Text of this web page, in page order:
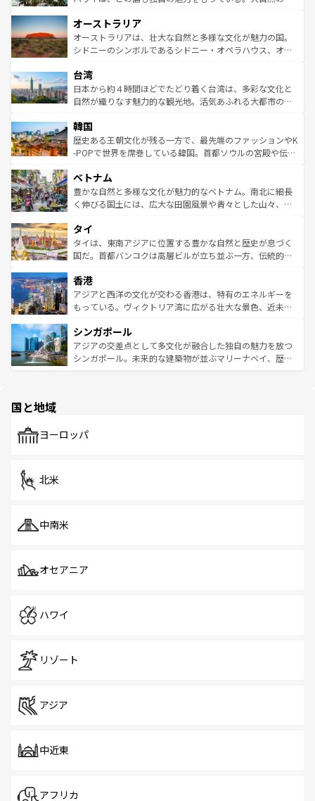
部のニューオーリンズでは、音楽と美食が融合した独特の
文化が魅力。旅行者はアメリカの各地域で異なる魅力を楽
しみながら、その多様性と豊かな歴史を感じることができ
ならではの贅沢な旅のスタイルだ。 なお、新着のアメリカ
情報はコンテンツ一覧を参照してほしい。
ワイ島は見逃せない。また、定番の観光地といえばオアフ
島だが、静かな自然を求めるならマウイ島やカウアイ島が
おすすめ。エメラルドグリーンに輝く海をはじめ、豊かな
れるおもてなしの心で訪れる人々を迎えてくれるハワイの
人々、おいしいローカルフードやハワイアンミュージッ
ク、伝統的なフラダンスなど、すべてがハワイの魅力を彩
ワイを、存分に味わってほしい。 なお、新着のハワイ情報
はコンテンツ一覧を参照してほしい。
オーストラリア
オーストラリアは、壮大な自然と多様な文化が魅力の国。
シドニーのシンボルであるシドニー・オペラハウス、オー
リアリーフや大陸中央部にそびえるウルル（エアーズロッ
ク）、タスマニアの美しい原生林やケアンズの熱帯雨林な
ど、見どころがたくさん。また、カフェやワイン、オージ
いる。アクティビティも充実しており、サーフィンやダイ
ビング、ハイキングなど、アウトドア好きにはたまらな
い。オーストラリアの多彩な魅力を存分に味わいつくそ
参照してほしい。
台湾
日本から約４時間ほどでたどり着く台湾は、多彩な文化と
自然が織りなす魅力的な観光地。活気あふれる大都市の台
ン）、静ひつな山岳地帯である台湾東部など、都市の喧騒
と山間の静けさが共存しており、訪れる人に新しい発見と
驚きをもたらしてくれる。また、奥深い台湾の食文化も魅
容にもいいと評判のスイーツなど、バラエティ豊かな料理
が味わえる。 なお、新着の台湾情報は コンテンツ一覧を参
照してほしい。
韓国
歴史ある王朝文化が残る一方で、最先端のファッションやK
-POPで世界を席巻している韓国。首都ソウルの宮殿や伝統
き、地方に足を延ばせば四季折々の自然美を楽しむことが
できる。そして、キムチや焼肉、絶品のストリートフード
まで、さまざまな韓国料理が待っている。夜には、韓国な
リティに包まれながら、韓国の多彩な魅力を心ゆくまで味
わってみてほしい。 なお、新着の韓国情報はコンテンツ一
覧を参照してほしい。
ベトナム
豊かな自然と多様な文化が魅力的なベトナム。南北に細長
く伸びる国土には、広大な田園風景や青々とした山々、世
急速な発展と共に伝統が息づく。ハノイの古い町並みやホ
ーチミン市のフランス統治時代の建物も、独特の雰囲気を
醸し出している。また、バラエティの豊かさとおいしさで
とつ。フォーやバインミー、ベトナムコーヒーなどは、ぜ
ひ現地で味わいたい。どの地域を訪れてもあたたかい人々
が旅行者を迎えてくれるので、きっと忘れられない旅にな
参照してほしい。
タイ
タイは、東南アジアに位置する豊かな自然と歴史が息づく
国だ。首都バンコクは高層ビルが立ち並ぶ一方、伝統的な
の活気が交差している。北部ではチェンマイなどの山岳地
帯で自然と触れ合い、南部ではプーケットやクラビの美し
いビーチでリゾート気分を楽しむことができる。タイ料理
激する。気候は一年中温暖で、どの季節にも異なる楽しみ
が待っている。親しみやすいタイの人々、仏教を中心とし
た文化、そして多様な観光資源が、訪れる旅人を魅了し続
香港
アジアと西洋の文化が交わる香港は、特有のエネルギーを
もっている。ヴィクトリア湾に広がる壮大な景色、近未来
み、どこを訪れても感動するはず。観光スポットが密集し
ており、効率よく見どころを回れるのも魅力。息をのむよ
うな絶景から文化的な体験まで、香港を存分に楽しみ尽く
シンガポール
アジアの交差点として多文化が融合した独自の魅力を放つ
シンガポール。未来的な建築物が並ぶマリーナベイ、歴史
で、ホーカーズは地元の風情を楽しめる外せないスポット
国と地域
ヨーロッパ
北米
中南米
オセアニア
ハワイ
リゾート
アジア
中近東
アフリカ